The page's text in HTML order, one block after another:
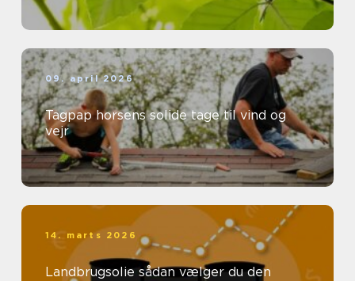
09. april 2026
Tagpap horsens solide tage til vind og
vejr
14. marts 2026
Landbrugsolie sådan vælger du den